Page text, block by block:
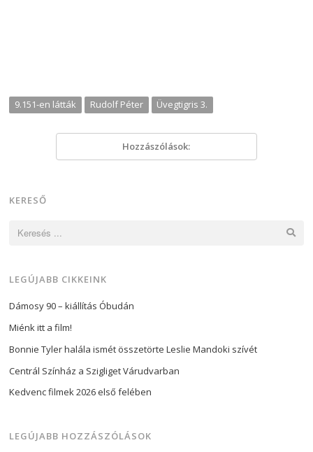
9.151-en látták Rudolf Péter Üvegtigris 3.
Hozzászólások:
KERESŐ
Keresés:
LEGÚJABB CIKKEINK
Dámosy 90 – kiállítás Óbudán
Miénk itt a film!
Bonnie Tyler halála ismét összetörte Leslie Mandoki szívét
Centrál Színház a Szigliget Várudvarban
Kedvenc filmek 2026 első felében
LEGÚJABB HOZZÁSZÓLÁSOK